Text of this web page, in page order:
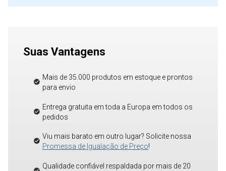
Suas Vantagens
Mais de 35.000 produtos em estoque e prontos
para envio
Entrega gratuita em toda a Europa em todos os
pedidos
Viu mais barato em outro lugar? Solicite nossa
Promessa de Igualação de Preço!
Qualidade confiável respaldada por mais de 20